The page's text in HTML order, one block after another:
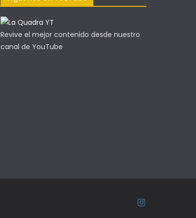
Revive el mejor contenido desde nuestro
canal de YouTube